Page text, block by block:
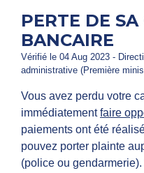
PERTE DE SA
BANCAIRE
Vérifié le 04 Aug 2023 -
administrative (Première
Vous avez perdu votre
immédiatementfaire
paiements ont été
pouvez porter plainte
(police ou